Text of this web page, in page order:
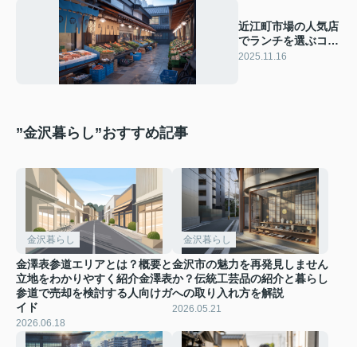
近江町市場の人気店
でランチを選ぶコツ
は？おすすめランチ
2025.11.16
”金沢暮らし”おすすめ記事
金沢暮らし
金澤表参道エリアとは？概要と
立地をわかりやすく紹介金澤表
参道で売却を検討する人向けガ
イド
2026.06.18
金沢暮らし
金沢市の魅力を再発見しません
か？伝統工芸品の紹介と暮らし
への取り入れ方を解説
2026.05.21